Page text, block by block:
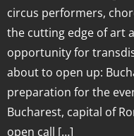
circus performers,
the cutting edge of art
opportunity for
about to open up:
preparation for the
Bucharest, capital of
open call […]